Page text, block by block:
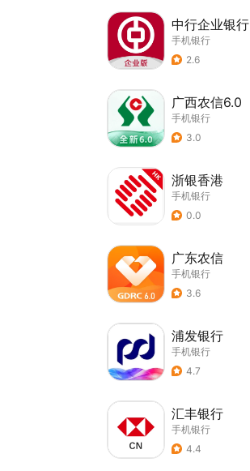
中行企业银行
手机银行
2.6
广西农信6.0
手机银行
3.0
浙银香港
手机银行
0.0
广东农信
手机银行
3.6
浦发银行
手机银行
4.7
汇丰银行
手机银行
4.4